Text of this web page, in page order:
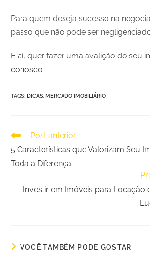
Para quem deseja sucesso na
passo que não pode ser
E aí, quer fazer uma avalição do seu
conosco.
TAGS:DICAS MERCADO IMOBILIÁRIO
Post anterior
5 Características que Valorizam Seu
Toda a Diferença
Investir em Imóveis para Locação
VOCÊ TAMBÉM PODE GOSTAR